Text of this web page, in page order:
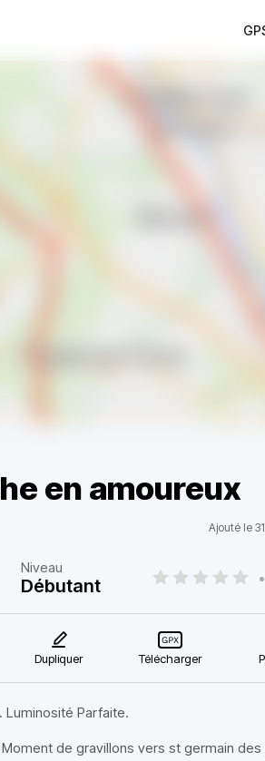
en amoureux
Ajouté le
Niveau
Débutant •
Dupliquer Télécharger
Parfaite.
de gravillons vers st germain des